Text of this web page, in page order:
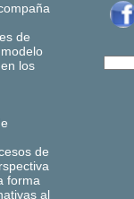
de
los
de
forma
al